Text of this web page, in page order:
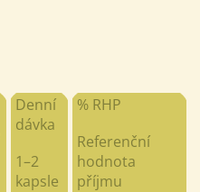
Denní
dávka
1–2
kapsle
% RHP
Referenční
hodnota
příjmu